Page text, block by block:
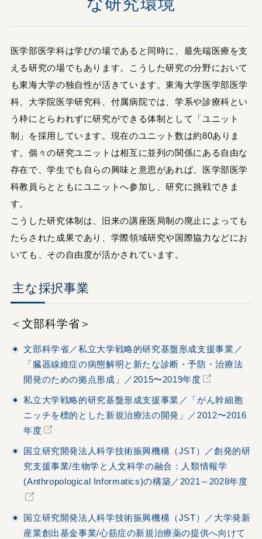
な研究環境
医学部医学科は学びの場であると同時に、最先端医療を支
える研究の場でもあります。こうした研究の分野において
も東海大学の独自性が活きています。東海大学医学部医学
科、大学院医学研究科、付属病院では、学系や診療科とい
う枠にとらわれずに研究ができる体制として「ユニット
制」を採用しています。現在のユニット数は約80ありま
す。個々の研究ユニットは相互に並列の関係にある自由な
存在で、学生でも自らの興味と意思があれば、医学部医学
科教員らとともにユニットへ参加し、研究に挑戦できま
す。
こうした研究体制は、旧来の講座医局制の廃止によっても
たらされた成果であり、学際領域研究や国際協力などにお
いても、その自由度が活かされています。
主な採択事業
＜文部科学省＞
文部科学省／私立大学戦略的研究基盤形成支援事業／
「臓器線維症の病態解明と新たな診断・予防・治療法
開発のための拠点形成」／2015〜2019年度
私立大学戦略的研究基盤形成支援事業／「がん幹細胞
ニッチを標的とした新規治療法の開発」／2012〜2016
年度
国立研究開発法人科学技術振興機構（JST）／創発的研
究支援事業/生物学と人文科学の融合：人類情報学
(Anthropological Informatics)の構築／2021～2028年度
国立研究開発法人科学技術振興機構（JST）／大学発新
産業創出基金事業/心筋症の新規治療薬の提供へ向けて